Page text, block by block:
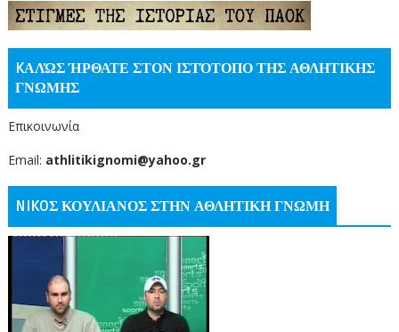
KΑΛΏΣ ΉΡΘΑΤΕ ΣΤΟΝ ΙΣΤΌΤΟΠΟ ΤΗΣ ΑΘΛΗΤΙΚΗΣ
ΓΝΩΜΗΣ
Επικοινωνία
Email: athlitikignomi@yahoo.gr
NIKOΣ ΚΟΥΛΙΑΝΟΣ ΣΤΗΝ ΑΘΛΗΤΙΚΗ ΓΝΩΜΗ